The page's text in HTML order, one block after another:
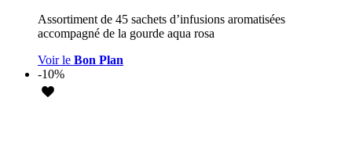
Assortiment de 45 sachets d’infusions aromatisées
accompagné de la gourde aqua rosa
Voir le Bon Plan
-10%